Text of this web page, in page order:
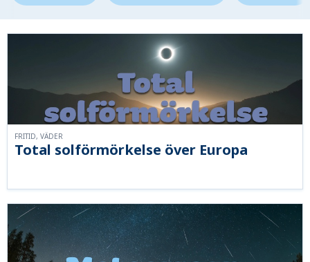
Total solförmörkelse över Europa
FRITID, VÄDER